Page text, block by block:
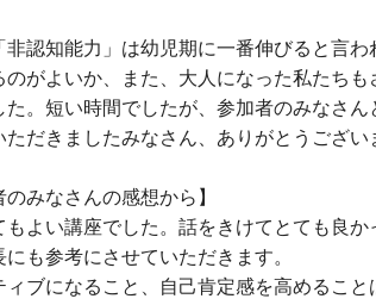
認知能力」は幼児期に一番伸びると言
のがよいか、また、大人になった私たち
た。短い時間でしたが、参加者のみなさ
ただきましたみなさん、ありがとうござい
のみなさんの感想から】
もよい講座でした。話をきけてとても良
にも参考にさせていただきます。
ィブになること、自己肯定感を高めるこ